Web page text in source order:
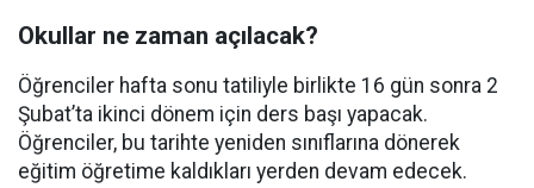
Okullar ne zaman açılacak?
Öğrenciler hafta sonu tatiliyle birlikte 16 gün sonra 2
Şubat’ta ikinci dönem için ders başı yapacak.
Öğrenciler, bu tarihte yeniden sınıflarına dönerek
eğitim öğretime kaldıkları yerden devam edecek.